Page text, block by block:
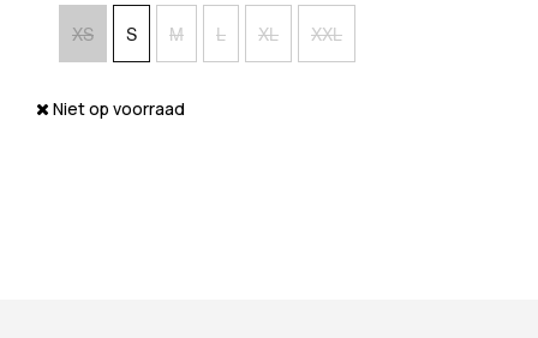
XS S M L XL XXL
Niet op voorraad